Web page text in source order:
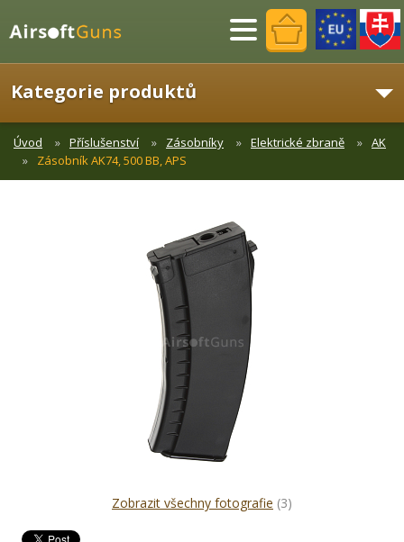
Menu
Kategorie produktů
Úvod Příslušenství Zásobníky Elektrické zbraně
AK
Zásobník AK74, 500 BB, APS
Zobrazit všechny fotografie (3)